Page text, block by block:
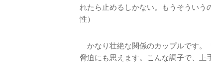
れたら止めるしかない。もうそういう
性）
かなり壮絶な関係のカップルです。
脅迫にも思えます。こんな調子で、